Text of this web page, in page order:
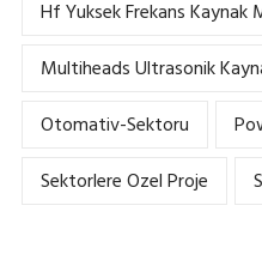
Hf Yuksek Frekans Kaynak
Multiheads Ultrasonik
Otomativ-Sektoru
Sektorlere Ozel Proje